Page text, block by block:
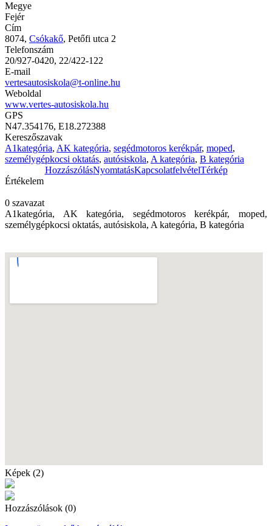
Megye
Fejér
Cím
8074, Csókakő, Petőfi utca 2
Telefonszám
20/927-0420, 22/422-122
E-mail
vertesautosiskola@t-online.hu
Weboldal
www.vertes-autosiskola.hu
GPS
N47.354176, E18.272388
Kereszőszavak
A1kategória, AK kategória, segédmotoros kerékpár, moped,
személygépkocsi oktatás, autósiskola, A kategória, B kategória
HozzászólásNyomtatásKapcsolatfelvételTérkép
Értékelem
0 szavazat
A1kategória, AK kategória, segédmotoros kerékpár, moped,
személygépkocsi oktatás, autósiskola, A kategória, B kategória
Képek (2)
Hozzászólások (0)